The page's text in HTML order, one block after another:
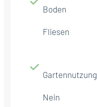
Boden
Fliesen
Gartennutzung
Nein